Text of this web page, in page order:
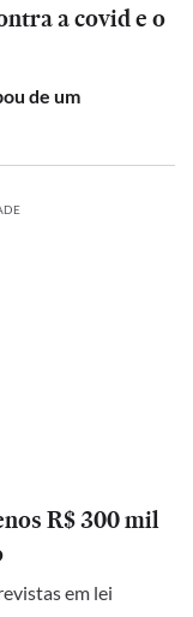
a covid e o
de um
R$ 300 mil
em lei